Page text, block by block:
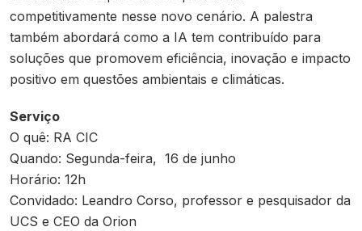
competitivamente nesse novo cenário. A palestra
também abordará como a IA tem contribuído para
soluções que promovem eficiência, inovação e impacto
positivo em questões ambientais e climáticas.
Serviço
O quê: RA CIC
Quando: Segunda-feira, 16 de junho
Horário: 12h
Convidado: Leandro Corso, professor e pesquisador da
UCS e CEO da Orion